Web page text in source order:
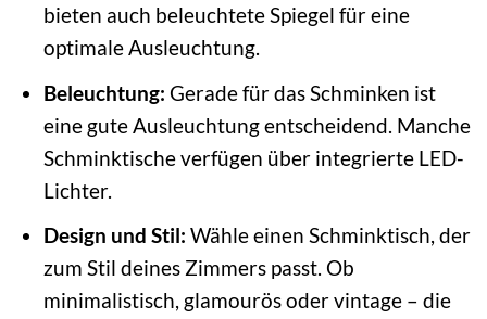
bieten auch beleuchtete Spiegel für eine
optimale Ausleuchtung.
Beleuchtung: Gerade für das Schminken ist
eine gute Ausleuchtung entscheidend. Manche
Schminktische verfügen über integrierte LED-
Lichter.
Design und Stil: Wähle einen Schminktisch, der
zum Stil deines Zimmers passt. Ob
minimalistisch, glamourös oder vintage – die